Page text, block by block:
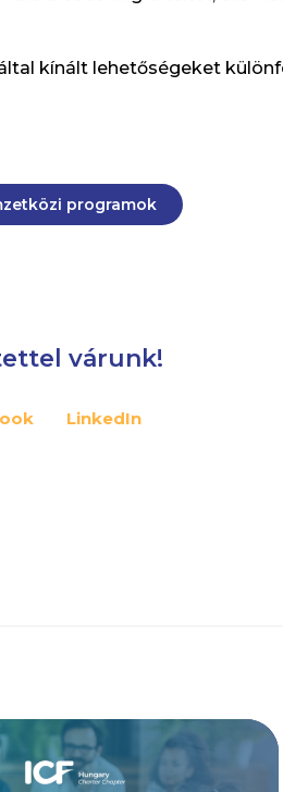
kínált lehetőségeket
programok
várunk!
LinkedIn